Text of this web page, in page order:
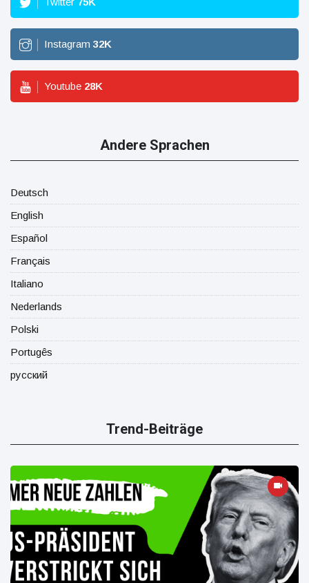
Instagram 32K
Youtube 28K
Andere Sprachen
Deutsch
English
Español
Français
Italiano
Nederlands
Polski
Portugês
русский
Trend-Beiträge